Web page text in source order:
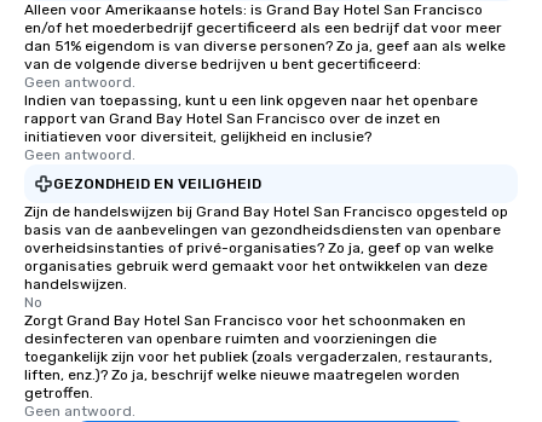
Alleen voor Amerikaanse hotels: is Grand Bay Hotel San Francisco
en/of het moederbedrijf gecertificeerd als een bedrijf dat voor meer
dan 51% eigendom is van diverse personen? Zo ja, geef aan als welke
van de volgende diverse bedrijven u bent gecertificeerd:
Geen antwoord.
Indien van toepassing, kunt u een link opgeven naar het openbare
rapport van Grand Bay Hotel San Francisco over de inzet en
initiatieven voor diversiteit, gelijkheid en inclusie?
Geen antwoord.
GEZONDHEID EN VEILIGHEID
Zijn de handelswijzen bij Grand Bay Hotel San Francisco opgesteld op
basis van de aanbevelingen van gezondheidsdiensten van openbare
overheidsinstanties of privé-organisaties? Zo ja, geef op van welke
organisaties gebruik werd gemaakt voor het ontwikkelen van deze
handelswijzen.
No
Zorgt Grand Bay Hotel San Francisco voor het schoonmaken en
desinfecteren van openbare ruimten and voorzieningen die
toegankelijk zijn voor het publiek (zoals vergaderzalen, restaurants,
liften, enz.)? Zo ja, beschrijf welke nieuwe maatregelen worden
getroffen.
Geen antwoord.